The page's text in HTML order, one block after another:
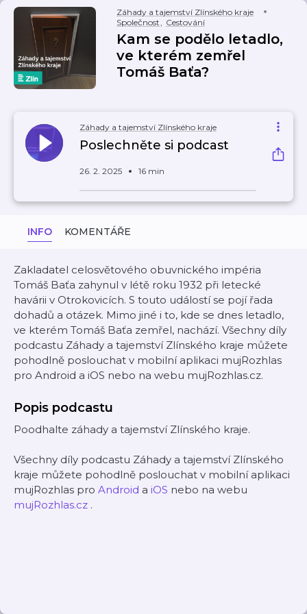
Záhady a tajemství Zlínského kraje
Společnost, Cestování
Kam se podělo letadlo,
ve kterém zemřel
Tomáš Baťa?
Záhady a tajemství Zlínského kraje
Poslechněte si podcast
26. 2. 2025 16 min
INFO KOMENTÁŘE
Zakladatel celosvětového obuvnického impéria
Tomáš Baťa zahynul v létě roku 1932 při letecké
havárii v Otrokovicích. S touto událostí se pojí řada
dohadů a otázek. Mimo jiné i to, kde se dnes letadlo,
ve kterém Tomáš Baťa zemřel, nachází. Všechny díly
podcastu Záhady a tajemství Zlínského kraje můžete
pohodlně poslouchat v mobilní aplikaci mujRozhlas
pro Android a iOS nebo na webu mujRozhlas.cz.
Popis podcastu
Poodhalte záhady a tajemství Zlínského kraje.
Všechny díly podcastu Záhady a tajemství Zlínského
kraje můžete pohodlně poslouchat v mobilní aplikaci
mujRozhlas pro Android a iOS nebo na webu
mujRozhlas.cz .